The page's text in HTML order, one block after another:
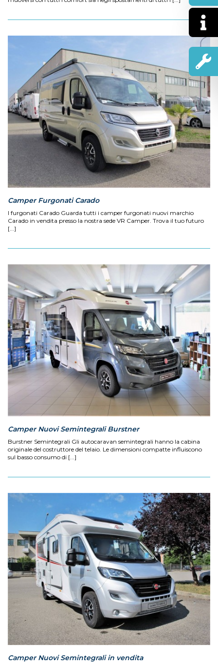
Camper Furgonati Carado
I furgonati Carado Guarda tutti i camper furgonati nuovi marchio
Carado in vendita presso la nostra sede VR Camper. Trova il tuo futuro
[...]
Camper Nuovi Semintegrali Burstner
Burstner Semintegrali Gli autocaravan semintegrali hanno la cabina
originale del costruttore del telaio. Le dimensioni compatte influiscono
sul basso consumo di [...]
Camper Nuovi Semintegrali in vendita